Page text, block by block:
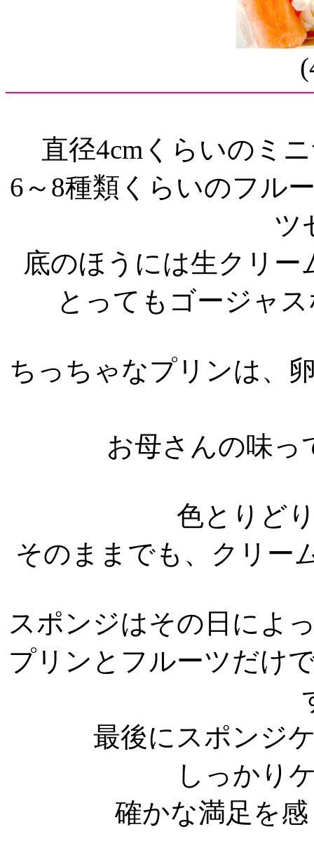
直径4cmくらいのミ
6～8種類くらいのフル
ツ
底のほうには生クリ
とってもゴージャ
ちっちゃなプリンは、
お母さんの味っ
色とりど
そのままでも、クリー
スポンジはその日によ
プリンとフルーツだけ
最後にスポンジ
しっかり
確かな満足を